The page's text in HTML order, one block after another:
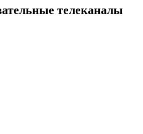
телеканалы